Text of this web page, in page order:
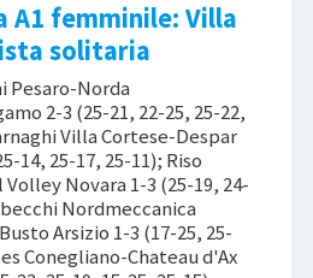
A1 femminile: Villa
solitaria
Pesaro-Norda
2-3 (25-21, 22-25, 25-22,
Villa Cortese-Despar
14, 25-17, 25-11); Riso
Novara 1-3 (25-19, 24-
Nordmeccanica
Arsizio 1-3 (17-25, 25-
Conegliano-Chateau d'Ax